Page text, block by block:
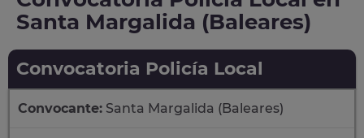
Santa Margalida (Baleares)
Convocatoria Policía Local
Convocante: Santa Margalida (Baleares)